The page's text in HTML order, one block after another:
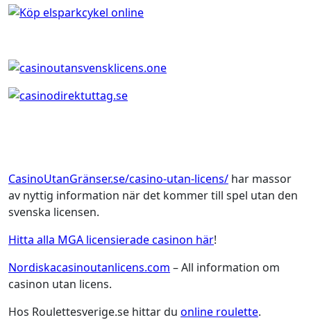
CasinoUtanGränser.se/casino-utan-licens/ har massor
av nyttig information när det kommer till spel utan den
svenska licensen.
Hitta alla MGA licensierade casinon här!
Nordiskacasinoutanlicens.com – All information om
casinon utan licens.
Hos Roulettesverige.se hittar du online roulette.